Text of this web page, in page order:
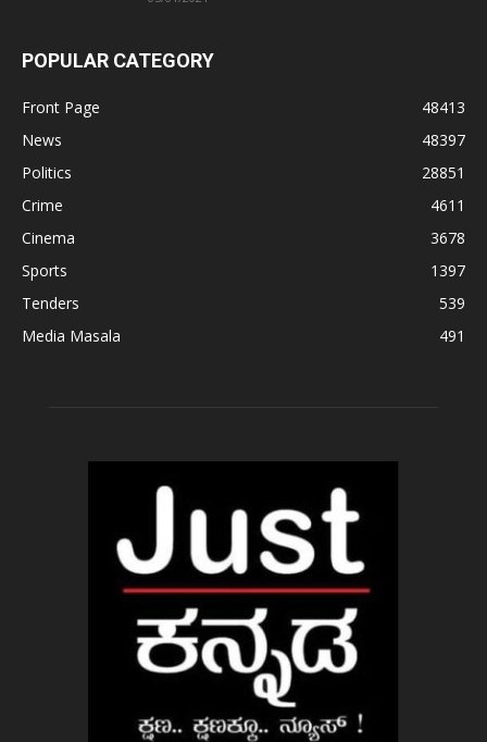
POPULAR CATEGORY
Front Page
48413
News
48397
Politics
28851
Crime
4611
Cinema
3678
Sports
1397
Tenders
539
Media Masala
491